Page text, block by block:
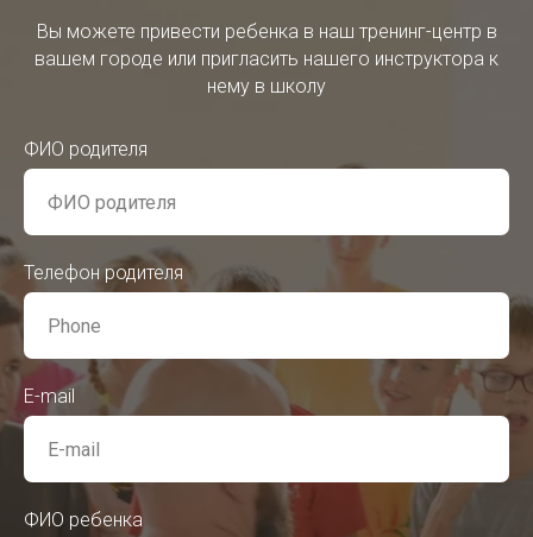
Вы можете привести ребенка в наш тренинг-центр в
вашем городе или пригласить нашего инструктора к
нему в школу
ФИО родителя
Телефон родителя
E-mail
ФИО ребенка